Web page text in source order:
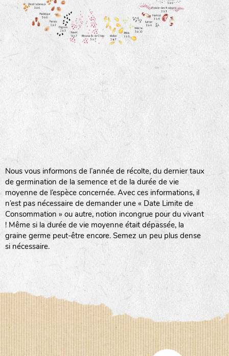
BINGENHEIMER SAATGUT (BGH)
www.bingenheimersaatgut.de
DE BOLSTER (DBO)
www.bolster.nl
GRAINE DEL PAÏS (GDP)
www.grainesdelpais.com
JARDIN EN’VIE (JEV)
LA BOITE A GRAINES (LBAG)
Nous vous informons de l’année de récolte, du dernier taux
de germination de la semence et de la durée de vie
moyenne de l’espèce concernée. Avec ces informations, il
n’est pas nécessaire de demander une « Date Limite de
Consommation » ou autre, notion incongrue pour du vivant
! Même si la durée de vie moyenne était dépassée, la
graine germe peut-être encore. Semez un peu plus dense
si nécessaire.
LA RÉFÉRENCE : 20BPA1A (en haut à gauche)
F : Fleurs.
Les autres catégories étant :
: Engrais vert
: Légumes
: Aromatiques
BEL : Code de la variété
(Ici Belle de nuit)
(ici 2020)
BPA : Initiales du producteur ou du fournisseur de la
semence.
1 : Numéro d’ordre du lot
A : Sans calibre.
G: Gros
M : Moyen calibre
P: Petit calibre
Légumes feuilles
Légumes racines
Plantes aromatiques